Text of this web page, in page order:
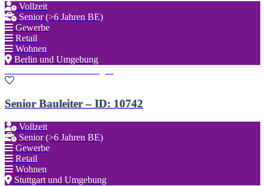
Vollzeit
Senior (>6 Jahren BE)
Gewerbe
Retail
Wohnen
Berlin und Umgebung
Senior Bauleiter – ID: 10742
Vollzeit
Senior (>6 Jahren BE)
Gewerbe
Retail
Wohnen
Stuttgart und Umgebung